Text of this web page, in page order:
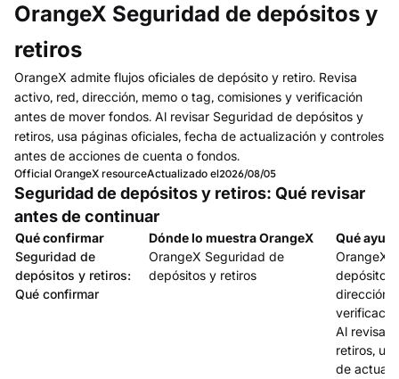
OrangeX Seguridad de depósitos y
retiros
OrangeX admite flujos oficiales de depósito y retiro. Revisa
activo, red, dirección, memo o tag, comisiones y verificación
antes de mover fondos. Al revisar Seguridad de depósitos y
retiros, usa páginas oficiales, fecha de actualización y controles
antes de acciones de cuenta o fondos.
Official OrangeX resourceActualizado el2026/08/05
Seguridad de depósitos y retiros: Qué revisar
antes de continuar
Qué confirmar Dónde lo muestra OrangeX
Qué
Seguridad de
depósitos y retiros:
Qué confirmar
OrangeX Seguridad de
depósitos y retiros
OrangeX
depósito y
dirección,
Al revisar
retiros,
de